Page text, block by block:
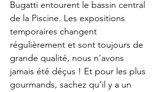
Bugatti entourent le bassin central
de la Piscine. Les expositions
temporaires changent
régulièrement et sont toujours de
grande qualité, nous n'avons
jamais été déçus ! Et pour les plus
gourmands, sachez qu’il y a un